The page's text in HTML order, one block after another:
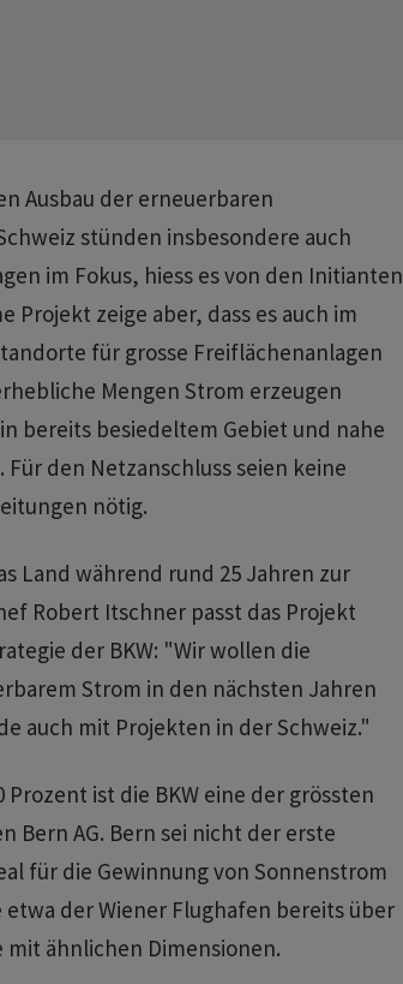
Ausbau der erneuerbaren
stünden insbesondere auch
im Fokus, hiess es von den Initianten
Projekt zeige aber, dass es auch im
für grosse Freiflächenanlagen
Mengen Strom erzeugen
bereits besiedeltem Gebiet und nahe
den Netzanschluss seien keine
nötig.
Land während rund 25 Jahren zur
Robert Itschner passt das Projekt
der BKW: "Wir wollen die
Strom in den nächsten Jahren
auch mit Projekten in der Schweiz."
Prozent ist die BKW eine der grössten
Bern AG. Bern sei nicht der erste
für die Gewinnung von Sonnenstrom
der Wiener Flughafen bereits über
ähnlichen Dimensionen.